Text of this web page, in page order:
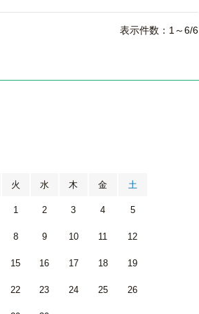
表示件数：1～6/6
火 水 木 金 土
1 2 3 4 5
8 9 10 11 12
15 16 17 18 19
22 23 24 25 26